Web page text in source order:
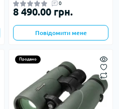
0
8 490.00 грн.
Повідомити мене
Продано